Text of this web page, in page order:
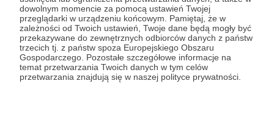
dowolnym momencie za pomocą ustawień Twojej
przeglądarki w urządzeniu końcowym. Pamiętaj, że w
zależności od Twoich ustawień, Twoje dane będą mogły być
przekazywane do zewnętrznych odbiorców danych z państw
trzecich tj. z państw spoza Europejskiego Obszaru
Gospodarczego. Pozostałe szczegółowe informacje na
temat przetwarzania Twoich danych w tym celów
przetwarzania znajdują się w naszej polityce prywatności.
kultury niezależnej
Zobacz profil autora